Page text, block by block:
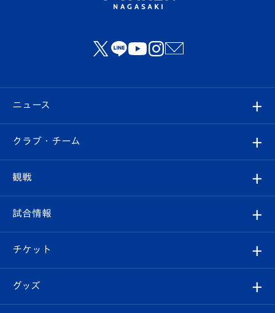
ニュース
すべて
クラブ
試合情報
チケット
クラブ・チーム
クラブ概要
エンブレム紹介
観戦
観戦ルール
はじめての観戦ガイド
Revive Team
試合情報
試合日程/結果
フォトギャラリー
チケット
チケット
グッズ